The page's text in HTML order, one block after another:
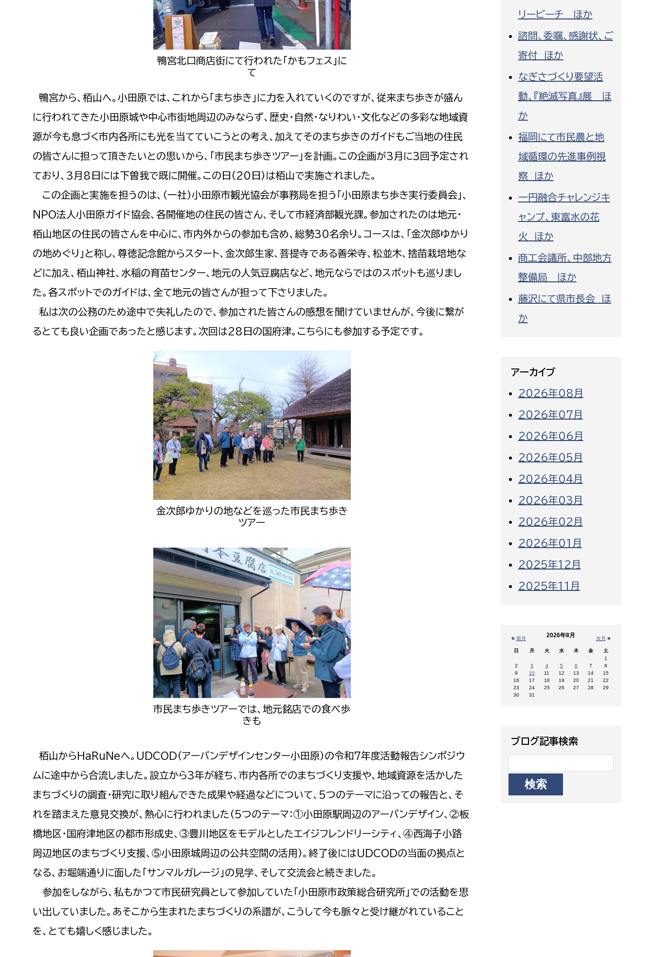
議会局
鴨宮北口商店街にて行われた「かもフェス」に
て
鴨宮から、栢山へ。小田原では、これから「まち歩き」に力を入れていくのですが、従来まち歩きが盛ん
に行われてきた小田原城や中心市街地周辺のみならず、歴史・自然・なりわい・文化などの多彩な地域資
源が今も息づく市内各所にも光を当てていこうとの考え、加えてそのまち歩きのガイドもご当地の住民
の皆さんに担って頂きたいとの思いから、「市民まち歩きツアー」を計画。この企画が3月に3回予定され
ており、3月8日には下曽我で既に開催。この日（20日）は栢山で実施されました。
この企画と実施を担うのは、（一社）小田原市観光協会が事務局を担う「小田原まち歩き実行委員会」、
NPO法人小田原ガイド協会、各開催地の住民の皆さん、そして市経済部観光課。参加されたのは地元・
栢山地区の住民の皆さんを中心に、市内外からの参加も含め、総勢30名余り。コースは、「金次郎ゆかり
の地めぐり」と称し、尊徳記念館からスタート、金次郎生家、菩提寺である善栄寺、松並木、捨苗栽培地な
どに加え、栢山神社、水稲の育苗センター、地元の人気豆腐店など、地元ならではのスポットも巡りまし
た。各スポットでのガイドは、全て地元の皆さんが担って下さりました。
私は次の公務のため途中で失礼したので、参加された皆さんの感想を聞けていませんが、今後に繋が
るとても良い企画であったと感じます。次回は28日の国府津。こちらにも参加する予定です。
金次郎ゆかりの地などを巡った市民まち歩き
ツアー
市民まち歩きツアーでは、地元銘店での食べ歩
きも
栢山からHaRuNeへ。UDCOD（アーバンデザインセンター小田原）の令和7年度活動報告シンポジウ
ムに途中から合流しました。設立から3年が経ち、市内各所でのまちづくり支援や、地域資源を活かした
まちづくりの調査・研究に取り組んできた成果や経過などについて、5つのテーマに沿っての報告と、そ
れを踏まえた意見交換が、熱心に行われました（5つのテーマ：①小田原駅周辺のアーバンデザイン、②板
橋地区・国府津地区の都市形成史、③豊川地区をモデルとしたエイジフレンドリーシティ、④西海子小路
周辺地区のまちづくり支援、⑤小田原城周辺の公共空間の活用）。終了後にはUDCODの当面の拠点と
なる、お堀端通りに面した「サンマルガレージ」の見学、そして交流会と続きました。
​​​​​​​ 参加をしながら、私もかつて市民研究員として参加していた「小田原市政策総合研究所」での活動を思
い出していました。あそこから生まれたまちづくりの系譜が、こうして今も脈々と受け継がれていること
を、とても嬉しく感じました。
リービーチ ほか
諮問、委嘱、感謝状、ご
寄付 ほか
なぎさづくり要望活
動、『絶滅写真』展 ほ
か
福岡にて市民農と地
域循環の先進事例視
察 ほか
一円融合チャレンジキ
ャンプ、東富水の花
火 ほか
商工会議所、中部地方
整備局 ほか
藤沢にて県市長会 ほ
か
アーカイブ
2026年08月
2026年07月
2026年06月
2026年05月
2026年04月
2026年03月
2026年02月
2026年01月
2025年12月
2025年11月
« 前月 次月 »
2026年8月
日 月 火 水 木 金
土
1
2
3 4 5 6 7
8
9
10 11 12 13 14
15
16
17 18 19 20 21
22
23
24 25 26 27 28
29
30
31
ブログ記事検索